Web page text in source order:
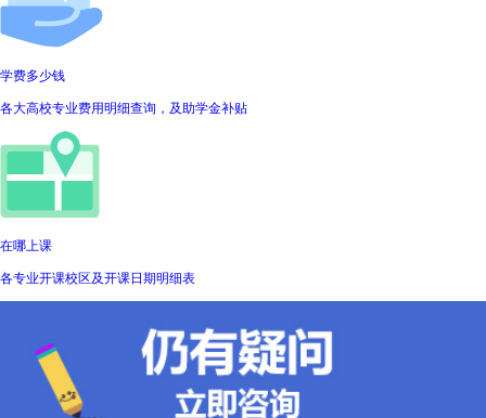
学费多少钱
各大高校专业费用明细查询，及助学金补贴
在哪上课
各专业开课校区及开课日期明细表